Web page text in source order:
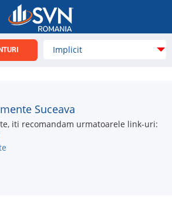
Suceava
iti recomandam urmatoarele link-uri: